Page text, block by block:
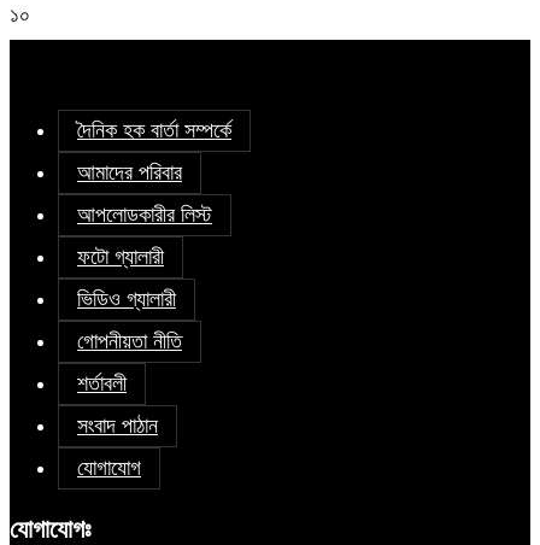
১০
দৈনিক হক বার্তা সম্পর্কে
আমাদের পরিবার
আপলোডকারীর লিস্ট
ফটো গ্যালারী
ভিডিও গ্যালারী
গোপনীয়তা নীতি
শর্তাবলী
সংবাদ পাঠান
যোগাযোগ
যোগাযোগঃ